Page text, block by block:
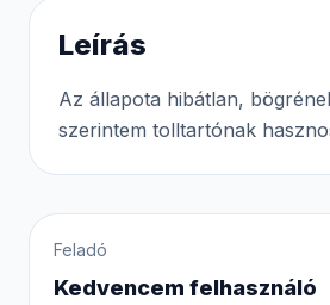
Leírás
Az állapota hibátlan,
szerintem tolltartónak
Feladó
Kedvencem felhasználó